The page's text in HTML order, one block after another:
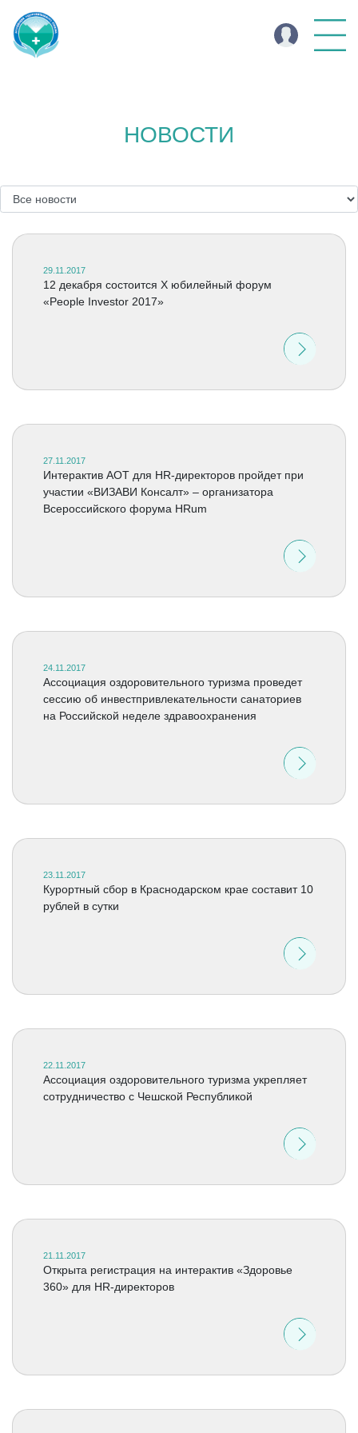
НОВОСТИ
29.11.2017
12 декабря состоится X юбилейный форум
«People Investor 2017»
27.11.2017
Интерактив АОТ для HR-директоров пройдет при
участии «ВИЗАВИ Консалт» – организатора
Всероссийского форума HRum
24.11.2017
Ассоциация оздоровительного туризма проведет
сессию об инвестпривлекательности санаториев
на Российской неделе здравоохранения
23.11.2017
Курортный сбор в Краснодарском крае составит 10
рублей в сутки
22.11.2017
Ассоциация оздоровительного туризма укрепляет
сотрудничество с Чешской Республикой
21.11.2017
Открыта регистрация на интерактив «Здоровье
360» для HR-директоров